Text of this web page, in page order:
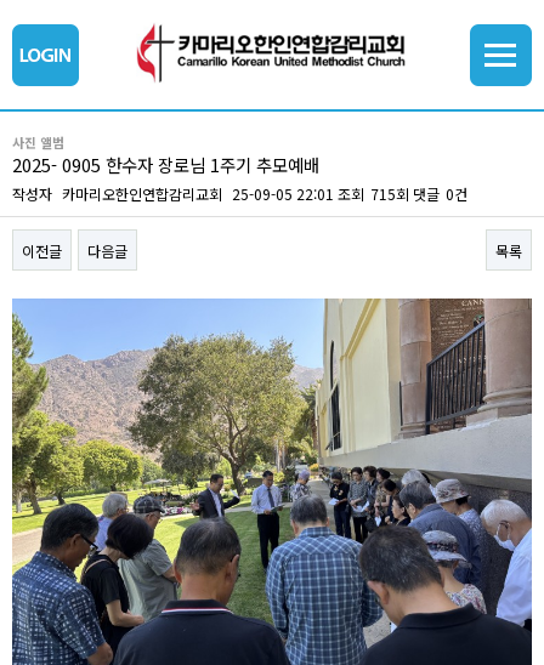
사진 앨범
2025- 0905 한수자 장로님 1주기 추모예배
작성자 카마리오한인연합감리교회 25-09-05 22:01 조회 715회 댓글 0건
이전글 다음글 목록
본문